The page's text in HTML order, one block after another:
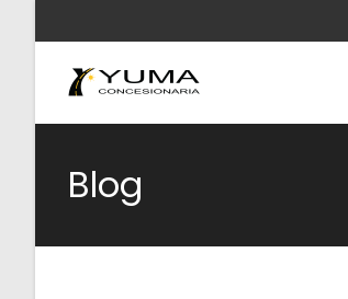
contenido
Blog